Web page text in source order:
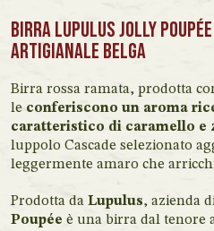
Birra Lupulus Jolly Poupée
artigianale Belga
Birra rossa ramata, prodotta
le conferiscono un aroma
caratteristico di caramello e
luppolo Cascade selezionato
leggermente amaro che
Prodotta da Lupulus, azienda
Poupée è una birra dal tenore